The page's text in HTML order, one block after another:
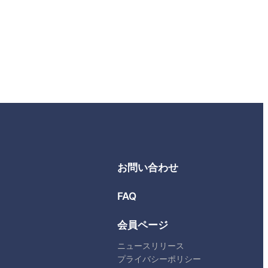
お問い合わせ
FAQ
会員ページ
ニュースリリース
プライバシーポリシー